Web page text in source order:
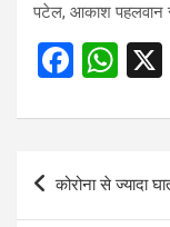
पटेल, आकाश पहलवान
F
ce
b
o
W
at
A
Post
navigation
कोरोना से ज्यादा